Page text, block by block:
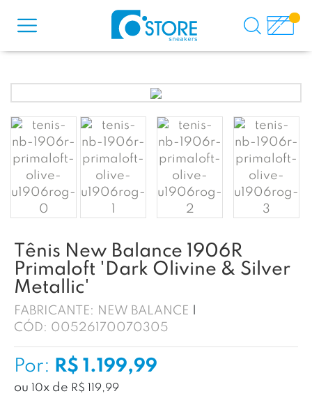
Tênis New Balance 1906R
Primaloft 'Dark Olivine & Silver
Metallic'
FABRICANTE: NEW BALANCE
CÓD: 00526170070305
Por: R$ 1.199,99
ou 10x de R$ 119,99